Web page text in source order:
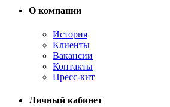
О компании
История
Клиенты
Вакансии
Контакты
Пресс-кит
Личный кабинет